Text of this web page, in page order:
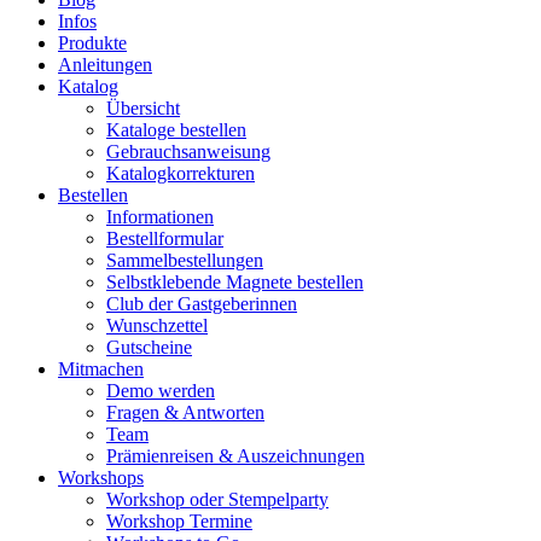
Infos
Produkte
Anleitungen
Katalog
Übersicht
Kataloge bestellen
Gebrauchsanweisung
Katalogkorrekturen
Bestellen
Informationen
Bestellformular
Sammelbestellungen
Selbstklebende Magnete bestellen
Club der Gastgeberinnen
Wunschzettel
Gutscheine
Mitmachen
Demo werden
Fragen & Antworten
Team
Prämienreisen & Auszeichnungen
Workshops
Workshop oder Stempelparty
Workshop Termine